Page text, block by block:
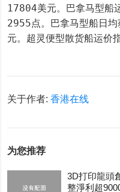
17804美元。巴拿马型船
2955点。巴拿马型船日
元。超灵便型散货船运价
关于作者:香港在线
为您推荐
3D打印龍頭
整淨利超